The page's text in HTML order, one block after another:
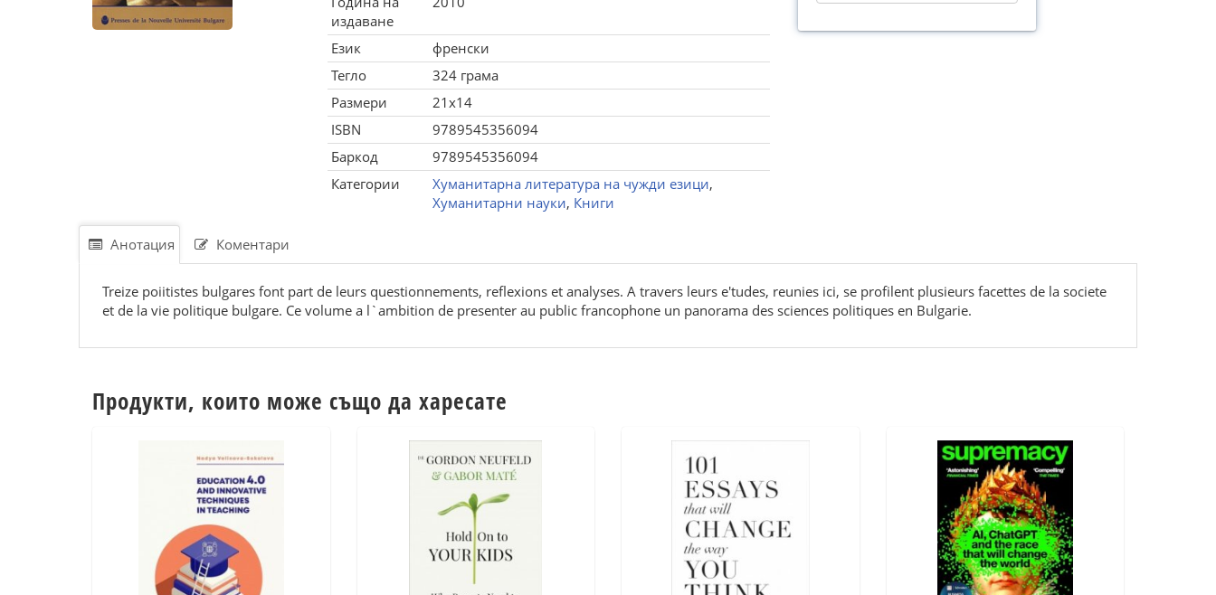
издаване
Език
френски
Тегло
324 грама
Размери
21x14
ISBN
9789545356094
Баркод
9789545356094
Категории
Хуманитарна литература на чужди езици,
Хуманитарни науки, Книги
Анотация Коментари
Treize poiitistes bulgares font part de leurs questionnements, reflexions et analyses. A travers leurs e'tudes, reunies ici, se profilent plusieurs facettes de la societe
et de la vie politique bulgare. Ce volume a l`ambition de presenter au public francophone un panorama des sciences politiques en Bulgarie.
Продукти, които може също да харесате